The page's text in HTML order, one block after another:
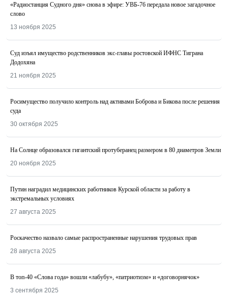
«Радиостанция Судного дня» снова в эфире: УВБ-76 передала новое загадочное
слово
13 ноября 2025
Суд изъял имущество родственников экс-главы ростовской ИФНС Тиграна
Додохяна
21 ноября 2025
Росимущество получило контроль над активами Боброва и Бикова после решения
суда
30 октября 2025
На Солнце образовался гигантский протуберанец размером в 80 диаметров Земли
20 ноября 2025
Путин наградил медицинских работников Курской области за работу в
экстремальных условиях
27 августа 2025
Роскачество назвалo самые распространенные нарушения трудовых прав
28 августа 2025
В топ-40 «Слова года» вошли «лабубу», «патриотизм» и «договорнячок»
3 сентября 2025